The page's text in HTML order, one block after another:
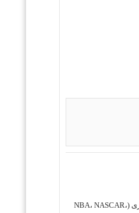
حول موقع "مباريات ستور بث مباشر" موقع مباريات ستور هو منصة رياضية متكاملة متخصصة في تقديم خدمة البث المباشر لمباريات كرة القدم وكافة الأحداث الرياضية الكبرى (NBA، NASCAR،